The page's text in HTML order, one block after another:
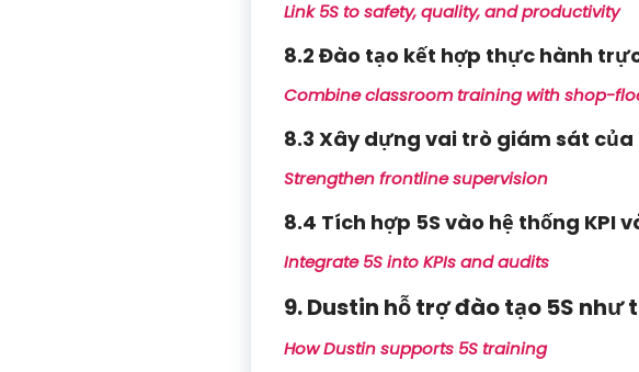
Link 5S to safety, quality, and productivity
8.2 Đào tạo kết hợp thực hành
Combine classroom training with shop-
8.3 Xây dựng vai trò giám sát của
Strengthen frontline supervision
8.4 Tích hợp 5S vào hệ thống KPI
Integrate 5S into KPIs and audits
9. Dustin hỗ trợ đào tạo 5S như
How Dustin supports 5S training